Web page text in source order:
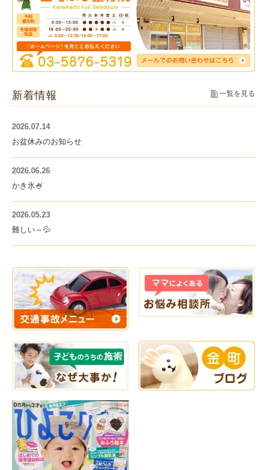
新着情報 一覧を見る
2026.07.14
お盆休みのお知らせ
2026.06.26
かき氷🍧
2026.05.23
難しい～💦